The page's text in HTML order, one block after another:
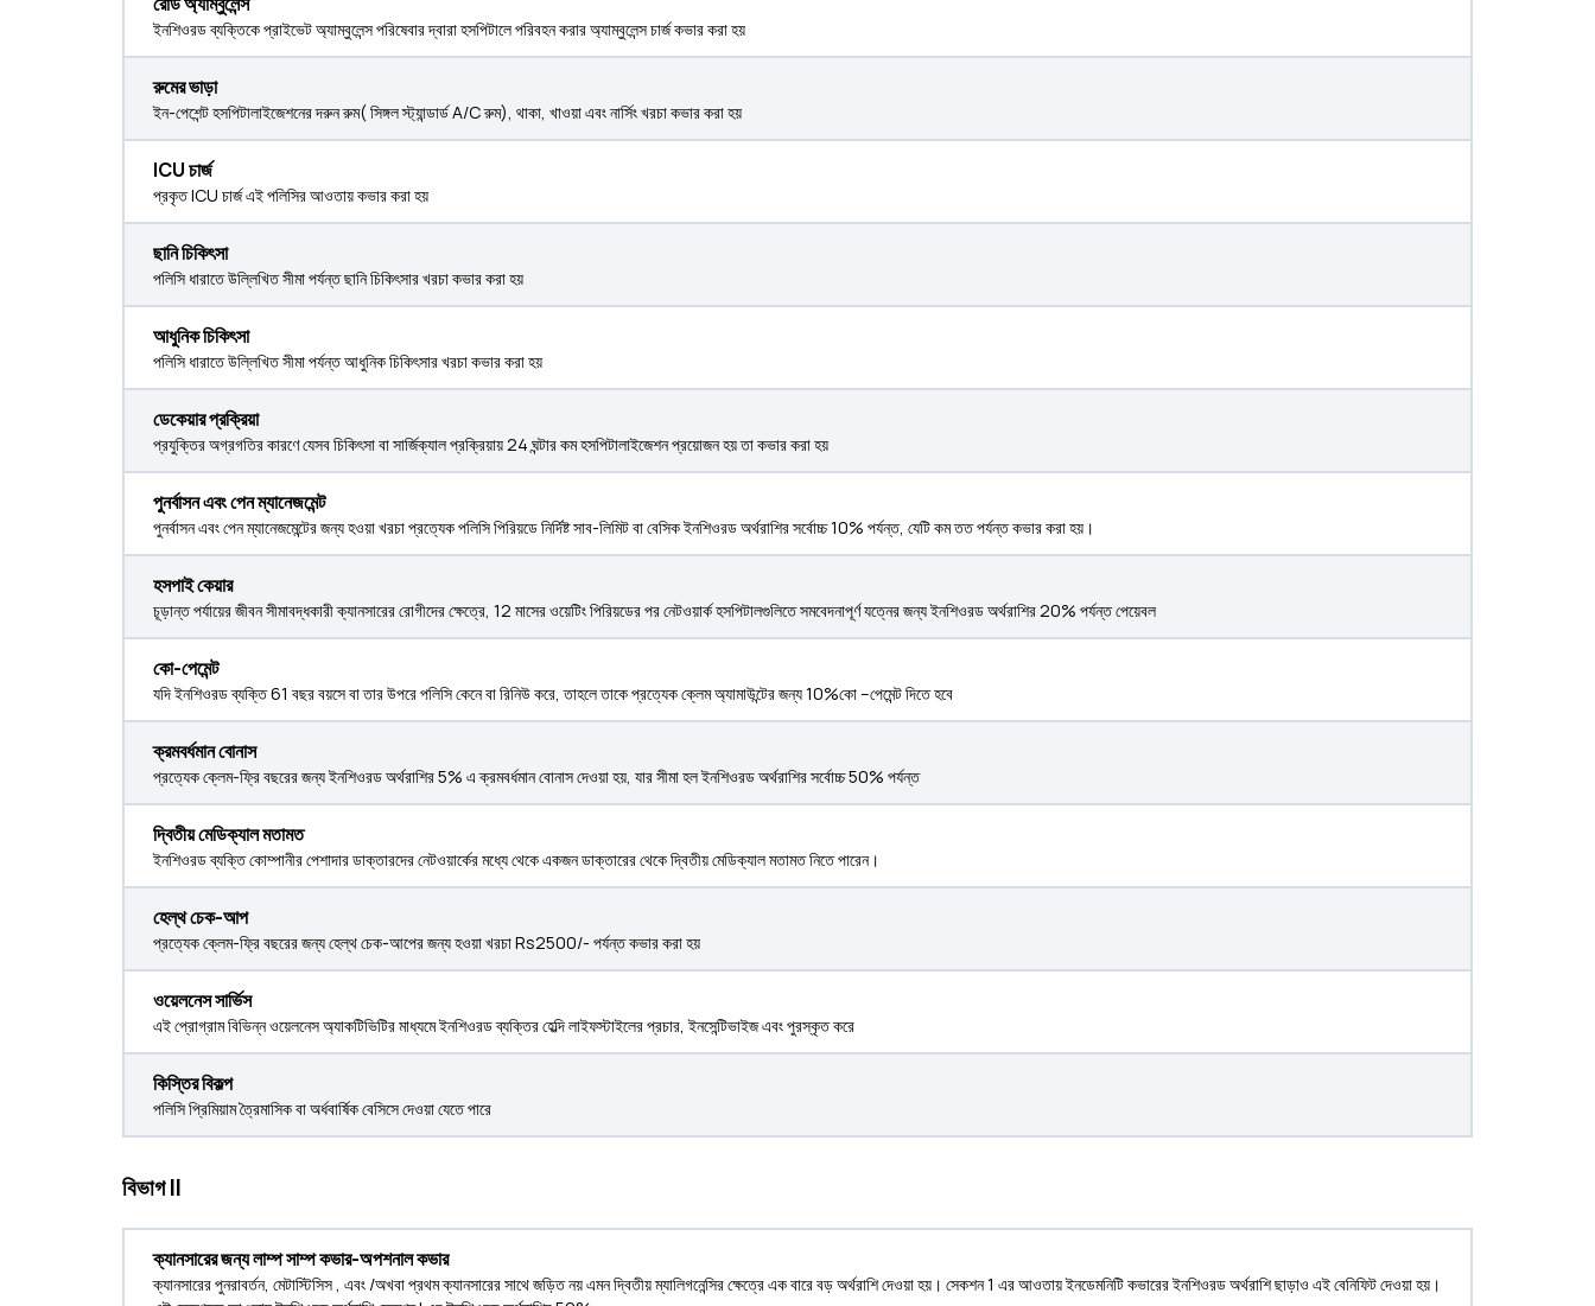
ইনশিওরড ব্যক্তিকে প্রাইভেট অ্যাম্বুলেন্স পরিষেবার দ্বারা হসপিটালে পরিবহন করার অ্যাম্বুলেন্স চার্জ কভার করা হয়
রুমের ভাড়া
ইন-পেশেন্ট হসপিটালাইজেশনের দরুন রুম( সিঙ্গল স্ট্যান্ডার্ড A/C রুম), থাকা, খাওয়া এবং নার্সিং খরচা কভার করা হয়
ICU চার্জ
প্রকৃত ICU চার্জ এই পলিসির আওতায় কভার করা হয়
ছানি চিকিৎসা
পলিসি ধারাতে উল্লিখিত সীমা পর্যন্ত ছানি চিকিৎসার খরচা কভার করা হয়
আধুনিক চিকিৎসা
পলিসি ধারাতে উল্লিখিত সীমা পর্যন্ত আধুনিক চিকিৎসার খরচা কভার করা হয়
ডেকেয়ার প্রক্রিয়া
প্রযুক্তির অগ্রগতির কারণে যেসব চিকিৎসা বা সার্জিক্যাল প্রক্রিয়ায় 24 ঘন্টার কম হসপিটালাইজেশন প্রয়োজন হয় তা কভার করা হয়
পুনর্বাসন এবং পেন ম্যানেজমেন্ট
পুনর্বাসন এবং পেন ম্যানেজমেন্টের জন্য হওয়া খরচা প্রত্যেক পলিসি পিরিয়ডে নির্দিষ্ট সাব-লিমিট বা বেসিক ইনশিওরড অর্থরাশির সর্বোচ্চ 10% পর্যন্ত, যেটি কম তত পর্যন্ত কভার করা হয়।
হসপাই কেয়ার
চূড়ান্ত পর্যায়ের জীবন সীমাবদ্ধকারী ক্যানসারের রোগীদের ক্ষেত্রে, 12 মাসের ওয়েটিং পিরিয়ডের পর নেটওয়ার্ক হসপিটালগুলিতে সমবেদনাপূর্ণ যত্নের জন্য ইনশিওরড অর্থরাশির 20% পর্যন্ত পেয়েবল
কো-পেমেন্ট
যদি ইনশিওরড ব্যক্তি 61 বছর বয়সে বা তার উপরে পলিসি কেনে বা রিনিউ করে, তাহলে তাকে প্রত্যেক ক্লেম অ্যামাউন্টের জন্য 10%কো –পেমেন্ট দিতে হবে
ক্রমবর্ধমান বোনাস
প্রত্যেক ক্লেম-ফ্রি বছরের জন্য ইনশিওরড অর্থরাশির 5% এ ক্রমবর্ধমান বোনাস দেওয়া হয়, যার সীমা হল ইনশিওরড অর্থরাশির সর্বোচ্চ 50% পর্যন্ত
দ্বিতীয় মেডিক্যাল মতামত
ইনশিওরড ব্যক্তি কোম্পানীর পেশাদার ডাক্তারদের নেটওয়ার্কের মধ্যে থেকে একজন ডাক্তারের থেকে দ্বিতীয় মেডিক্যাল মতামত নিতে পারেন।
হেল্থ চেক-আপ
প্রত্যেক ক্লেম-ফ্রি বছরের জন্য হেল্থ চেক-আপের জন্য হওয়া খরচা Rs2500/- পর্যন্ত কভার করা হয়
ওয়েলনেস সার্ভিস
এই প্রোগ্রাম বিভিন্ন ওয়েলনেস অ্যাকটিভিটির মাধ্যমে ইনশিওরড ব্যক্তির হেল্দি লাইফস্টাইলের প্রচার, ইনসেন্টিভাইজ এবং পুরস্কৃত করে
কিস্তির বিকল্প
পলিসি প্রিমিয়াম ত্রৈমাসিক বা অর্ধবার্ষিক বেসিসে দেওয়া যেতে পারে
বিভাগ II
ক্যানসারের জন্য লাম্প সাম্প কভার-অপশনাল কভার
ক্যানসারের পুনরাবর্তন, মেটাস্টিসিস , এবং /অখবা প্রথম ক্যানসারের সাথে জড়িত নয় এমন দ্বিতীয় ম্যালিগনেন্সির ক্ষেত্রে এক বারে বড় অর্থরাশি দেওয়া হয়। সেকশন 1 এর আওতায় ইনডেমনিটি কভারের ইনশিওরড অর্থরাশি ছাড়াও এই বেনিফিট দেওয়া হয়।